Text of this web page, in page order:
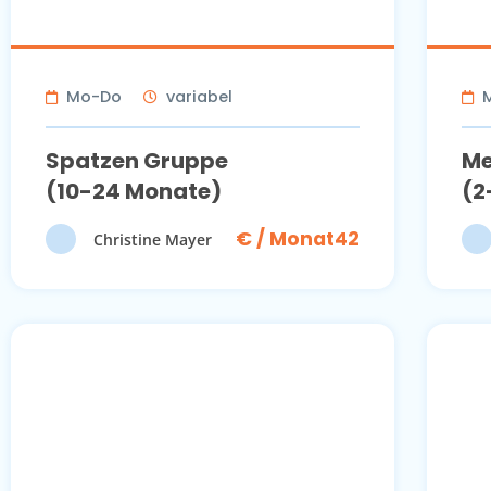
Mo-Do variabel
Spatzen Gruppe
(10-24 Monate)
Christine Mayer € / Monat42